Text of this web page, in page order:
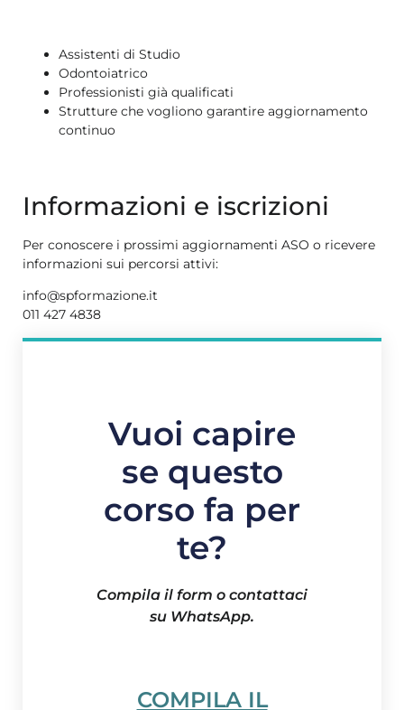
Assistenti di Studio
Odontoiatrico
Professionisti già qualificati
Strutture che vogliono garantire aggiornamento
continuo
Informazioni e iscrizioni
Per conoscere i prossimi aggiornamenti ASO o ricevere
informazioni sui percorsi attivi:
info@spformazione.it
011 427 4838
Vuoi capire
se questo
corso fa per
te?
Compila il form o contattaci
su WhatsApp.
COMPILA IL